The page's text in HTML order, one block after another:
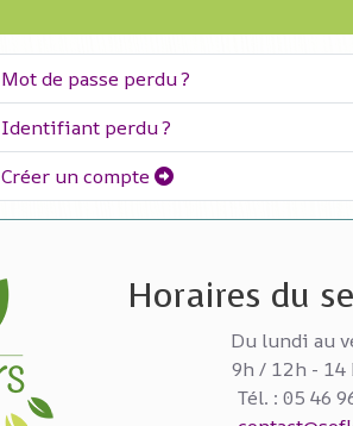
Mot de passe perdu ?
Identifiant perdu ?
Créer un compte
Horaires du
Du lundi au
9h / 12h - 14
Tél. : 05 46